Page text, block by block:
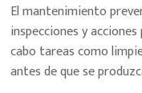
El mantenimiento
inspecciones y
cabo tareas como
antes de que se